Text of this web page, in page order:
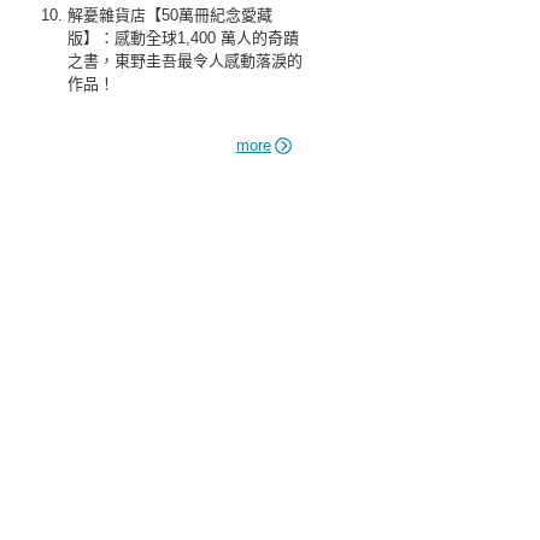
解憂雜貨店【50萬冊紀念愛藏
版】：感動全球1,400 萬人的奇蹟
之書，東野圭吾最令人感動落淚的
作品！
more